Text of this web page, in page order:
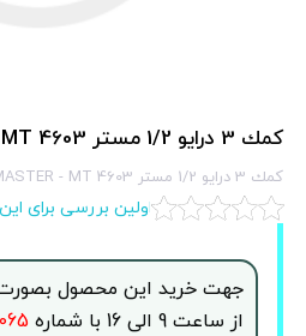
كمك 3 درايو 1/2 مستر MASTER - MT 4603
كمك 3 درايو 1/2 مستر MASTER - MT 4603
اولین بررسی برای
جهت خرید این محصول
از ساعت 9 الی 16 با شماره